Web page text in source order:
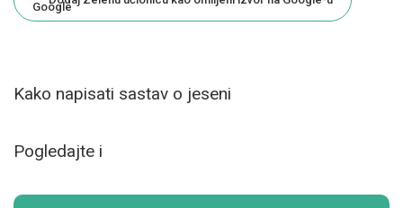
Kako napisati sastav o jeseni
Pogledajte i